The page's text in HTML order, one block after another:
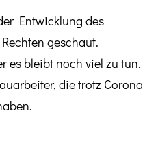
Entwicklung des
geschaut.
es bleibt noch viel zu tun.
die trotz Corona